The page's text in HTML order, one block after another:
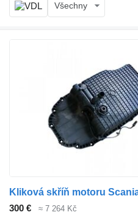
Všechny
300 € ≈ 7 264 Kč